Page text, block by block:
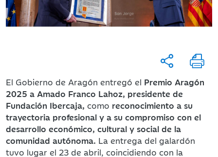
El Gobierno de Aragón entregó el Premio Aragón
2025 a Amado Franco Lahoz, presidente de
Fundación Ibercaja, como reconocimiento a su
trayectoria profesional y a su compromiso con el
desarrollo económico, cultural y social de la
comunidad autónoma. La entrega del galardón
tuvo lugar el 23 de abril, coincidiendo con la